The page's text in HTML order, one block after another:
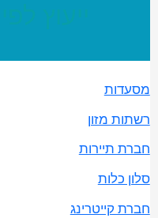
מסעדות
רשתות מזון
חברת תיירות
סלון כלות
חברת קייטרינג